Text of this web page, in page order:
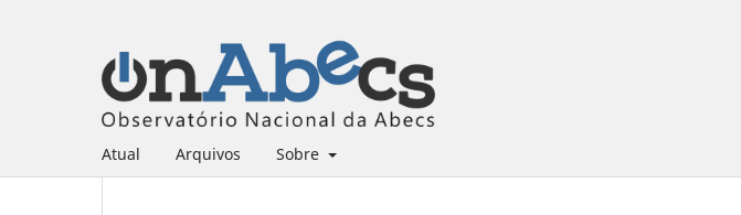
Atual Arquivos Sobre